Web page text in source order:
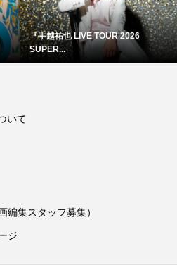
『手越祐也 LIVE TOUR 2026
SUPER...
いて
編集スタッフ募集）
ジ